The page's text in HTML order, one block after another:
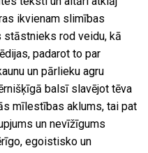
ikvienam slimības
rod veidu, kā
padarot to par
un pārlieku agru
balsī slavējot tēva
mīlestības aklums, tai pat
un nevīžīgums
egoistisko un